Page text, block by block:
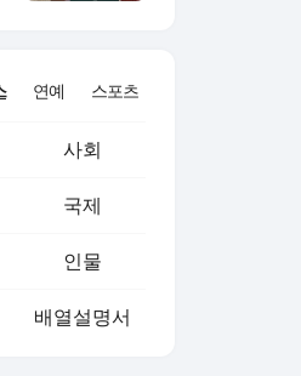
연예 스포츠
사회
국제
인물
배열설명서